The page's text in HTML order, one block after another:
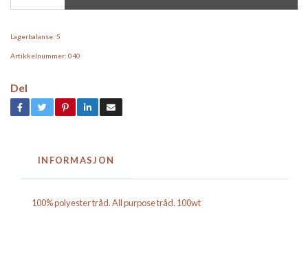
Lagerbalanse: 5
Artikkelnummer: 040
Del
INFORMASJON
100% polyester tråd. All purpose tråd. 100wt